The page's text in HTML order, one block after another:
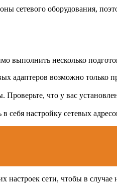
сетевого оборудования,
выполнить несколько
адаптеров возможно только
что у вас
себя настройку сетевых
настроек сети, чтобы в